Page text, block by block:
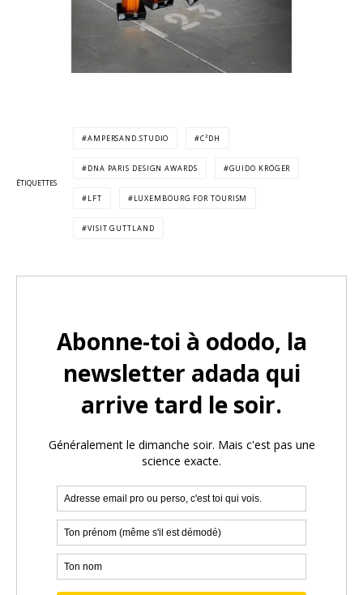
ÉTIQUETTES
AMPERSAND.STUDIO C²DH
DNA PARIS DESIGN AWARDS GUIDO KRÖGER
LFT LUXEMBOURG FOR TOURISM
VISIT GUTTLAND